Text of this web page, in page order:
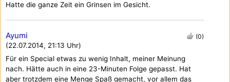
Hatte die ganze Zeit ein Grinsen im Gesicht.
Ayumi
(22.07.2014, 21:13 Uhr)
(0)
Für ein Special etwas zu wenig Inhalt, meiner Meinung
nach. Hätte auch in eine 23-Minuten Folge gepasst. Hat
aber trotzdem eine Menge Spaß gemacht, vor allem das